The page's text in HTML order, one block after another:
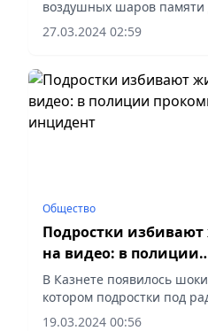
воздушных шаров памяти
- QONAEV INTERNATIONAL
FESTIVAL. пройдет 11 и 12
27.03.2024 02:59
Общество
Подростки
на видео: в полиции
прокомментировали
В Казнете появилось
котором подростки под
сверстников избивают
19.03.2024 00:56